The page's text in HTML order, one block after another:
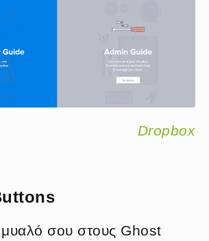
Dropbox
σου στους Ghost